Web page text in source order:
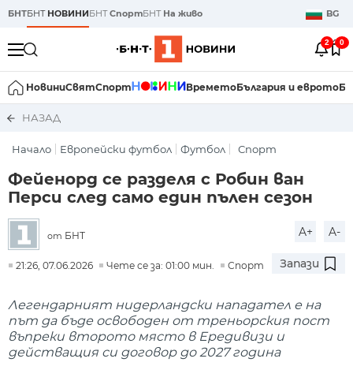
БНТБНТ НОВИНИБНТСпортБНТ На живо BG
2 0
НовиниСвятСпорт ВреметоБългария и еврото
НАЗАД
Начало Европейски футбол Футбол Спорт
Фейенорд се разделя с Робин ван
Перси след само един пълен сезон
от БНТ A+ A-
21:26, 07.06.2026 Чете се за: 01:00 мин. Спорт Запази
Легендарният нидерландски нападател е на
път да бъде освободен от треньорския пост
въпреки второто място в Ередивизи и
действащия си договор до 2027 година